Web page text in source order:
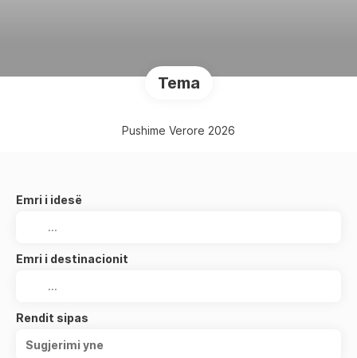
Tema
Pushime Verore 2026
Emri i idesë
Emri i destinacionit
Rendit sipas
Sugjerimi yne